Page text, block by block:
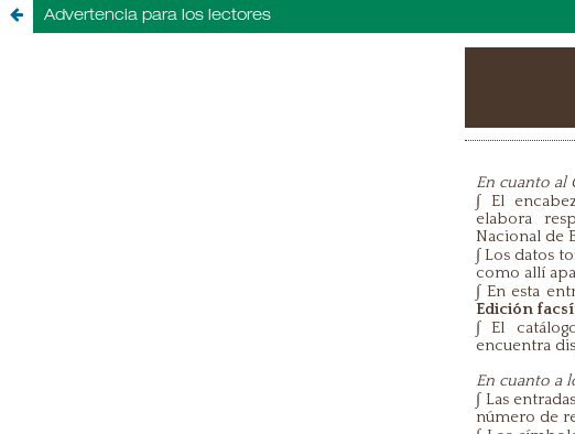
Advertencia para los lectores